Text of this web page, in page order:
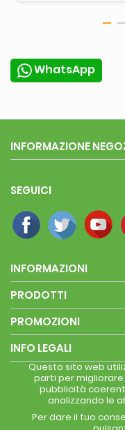
WhatsApp
INFORMAZIONE
SEGUICI
INFORMAZIONI
PRODOTTI
PROMOZIONI
INFO LEGALI
Questo sito web
parti per
pubblicità
analizzando le
Per dare il tuo